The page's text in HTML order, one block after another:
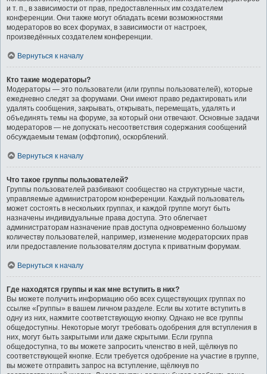
и т. п., в зависимости от прав, предоставленных им создателем
конференции. Они также могут обладать всеми возможностями
модераторов во всех форумах, в зависимости от настроек,
произведённых создателем конференции.
Вернуться к началу
Кто такие модераторы?
Модераторы — это пользователи (или группы пользователей), которые
ежедневно следят за форумами. Они имеют право редактировать или
удалять сообщения, закрывать, открывать, перемещать, удалять и
объединять темы на форуме, за который они отвечают. Основные задачи
модераторов — не допускать несоответствия содержания сообщений
обсуждаемым темам (оффтопик), оскорблений.
Вернуться к началу
Что такое группы пользователей?
Группы пользователей разбивают сообщество на структурные части,
управляемые администратором конференции. Каждый пользователь
может состоять в нескольких группах, и каждой группе могут быть
назначены индивидуальные права доступа. Это облегчает
администраторам назначение прав доступа одновременно большому
количеству пользователей, например, изменение модераторских прав
или предоставление пользователям доступа к приватным форумам.
Вернуться к началу
Где находятся группы и как мне вступить в них?
Вы можете получить информацию обо всех существующих группах по
ссылке «Группы» в вашем личном разделе. Если вы хотите вступить в
одну из них, нажмите соответствующую кнопку. Однако не все группы
общедоступны. Некоторые могут требовать одобрения для вступления в
них, могут быть закрытыми или даже скрытыми. Если группа
общедоступна, то вы можете запросить членство в ней, щёлкнув по
соответствующей кнопке. Если требуется одобрение на участие в группе,
вы можете отправить запрос на вступление, щёлкнув по